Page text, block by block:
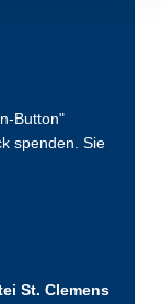
Button"
spenden. Sie
St. Clemens